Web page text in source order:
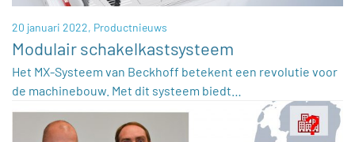
20 januari 2022, Productnieuws
Modulair schakelkastsysteem
Het MX-Systeem van Beckhoff betekent een revolutie voor
de machinebouw. Met dit systeem biedt…